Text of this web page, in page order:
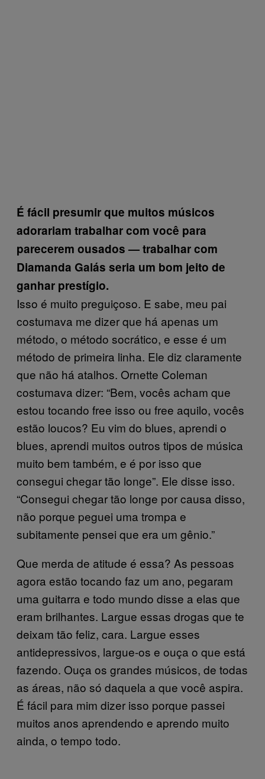
É fácil presumir que muitos músicos
adorariam trabalhar com você para
parecerem ousados — trabalhar com
Diamanda Galás seria um bom jeito de
ganhar prestígio.
Isso é muito preguiçoso. E sabe, meu pai
costumava me dizer que há apenas um
método, o método socrático, e esse é um
método de primeira linha. Ele diz claramente
que não há atalhos. Ornette Coleman
costumava dizer: “Bem, vocês acham que
estou tocando free isso ou free aquilo, vocês
estão loucos? Eu vim do blues, aprendi o
blues, aprendi muitos outros tipos de música
muito bem também, e é por isso que
consegui chegar tão longe”. Ele disse isso.
“Consegui chegar tão longe por causa disso,
não porque peguei uma trompa e
subitamente pensei que era um gênio.”
Que merda de atitude é essa? As pessoas
agora estão tocando faz um ano, pegaram
uma guitarra e todo mundo disse a elas que
eram brilhantes. Largue essas drogas que te
deixam tão feliz, cara. Largue esses
antidepressivos, largue-os e ouça o que está
fazendo. Ouça os grandes músicos, de todas
as áreas, não só daquela a que você aspira.
É fácil para mim dizer isso porque passei
muitos anos aprendendo e aprendo muito
ainda, o tempo todo.